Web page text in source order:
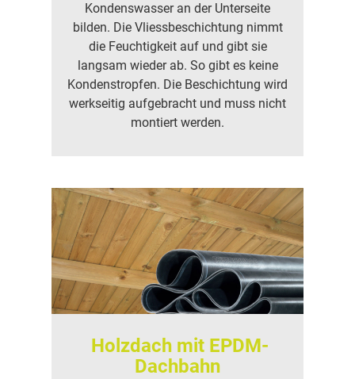
Kondenswasser an der Unterseite
bilden. Die Vliessbeschichtung nimmt
die Feuchtigkeit auf und gibt sie
langsam wieder ab. So gibt es keine
Kondenstropfen. Die Beschichtung wird
werkseitig aufgebracht und muss nicht
montiert werden.
Holzdach mit EPDM-
Dachbahn